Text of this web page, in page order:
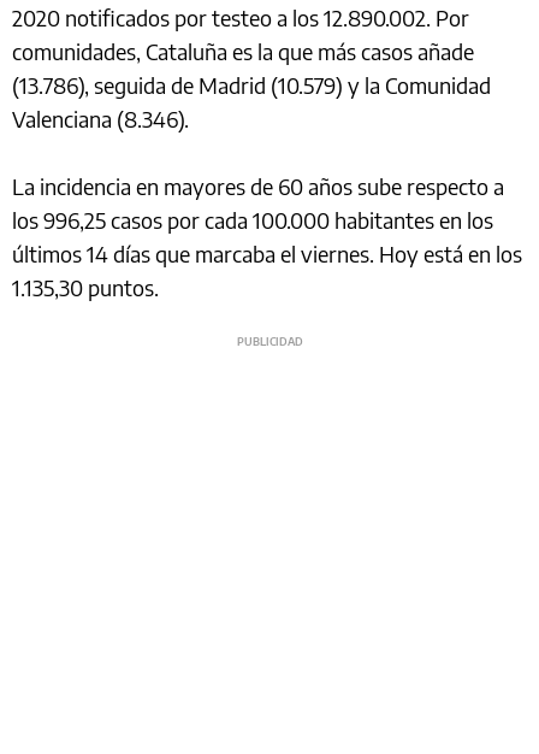
2020 notificados por testeo a los 12.890.002. Por
comunidades, Cataluña es la que más casos añade
(13.786), seguida de Madrid (10.579) y la Comunidad
Valenciana (8.346).
La incidencia en mayores de 60 años sube respecto a
los 996,25 casos por cada 100.000 habitantes en los
últimos 14 días que marcaba el viernes. Hoy está en los
1.135,30 puntos.